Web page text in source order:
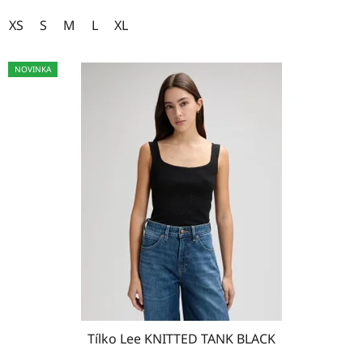
XS S M L XL
NOVINKA
Tílko Lee KNITTED TANK BLACK